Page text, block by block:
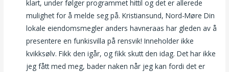
klart, under følger programmet hittil og det er allerede
mulighet for å melde seg på. Kristiansund, Nord-Møre Din
lokale eiendomsmegler anders havneraas har gleden av å
presentere en funkisvilla på rensvik! Inneholder ikke
kvikksølv. Fikk den igår, og fikk skutt den idag. Det har ikke
jeg fått med meg, bader naken når jeg kan fordi det er